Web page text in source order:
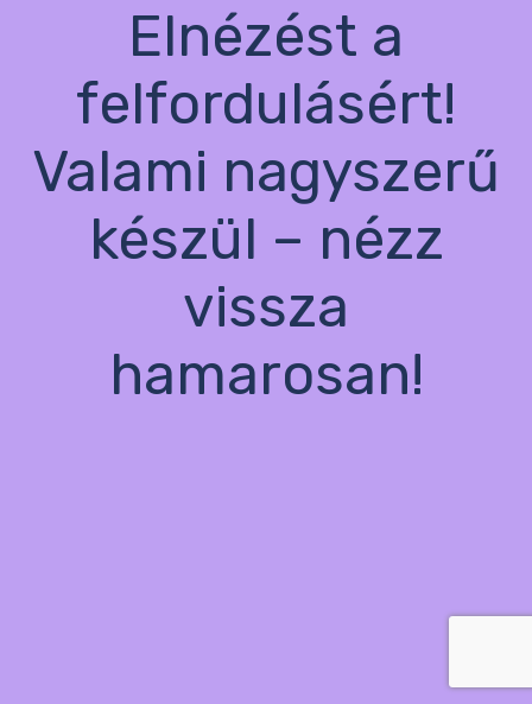
Elnézést a
felfordulásért!
Valami nagyszerű
készül – nézz
vissza
hamarosan!